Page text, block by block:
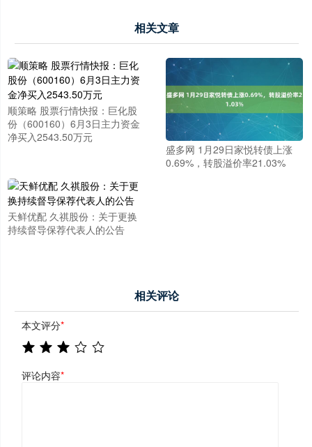
相关文章
顺策略 股票行情快报：巨化股
份（600160）6月3日主力资金
净买入2543.50万元
盛多网 1月29日家悦转债上涨
0.69%，转股溢价率21.03%
天鲜优配 久祺股份：关于更换
持续督导保荐代表人的公告
相关评论
本文评分*
评论内容*